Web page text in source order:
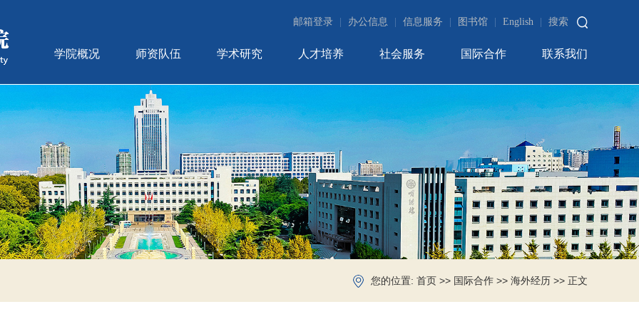
邮箱登录 办公信息 信息服务 图书馆 English 搜索
学院概况 师资队伍 学术研究 人才培养 社会服务 国际合作 联系我们
您的位置: 首页 >> 国际合作 >> 海外经历 >> 正文